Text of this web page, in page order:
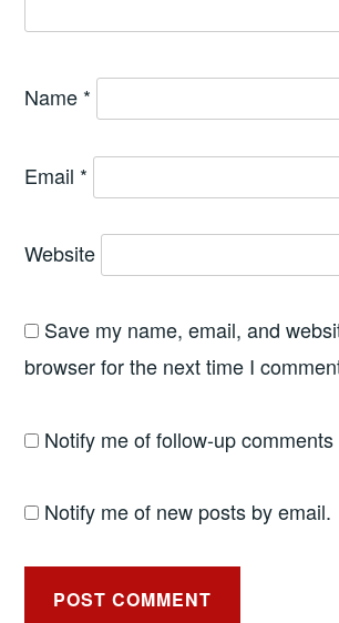
Name *
Email *
Website
Save my name, email, and
browser for the next time I
Notify me of follow-up
Notify me of new posts by email.